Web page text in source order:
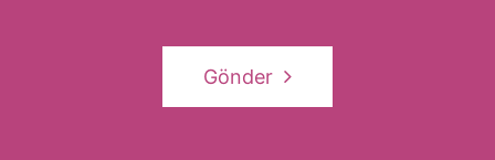
Gönder